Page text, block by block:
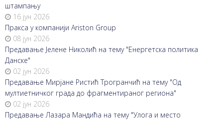
штампању
16 јун 2026
Пракса у компанији Ariston Group
08 јун 2026
Предавање Јелене Николић на тему "Енергетска политика
Данске"
02 јун 2026
Предавање Мирјане Ристић Трогранчић на тему "Од
мултиетничког града до фрагментираног региона"
02 јун 2026
Предавање Лазара Мандића на тему "Улога и место